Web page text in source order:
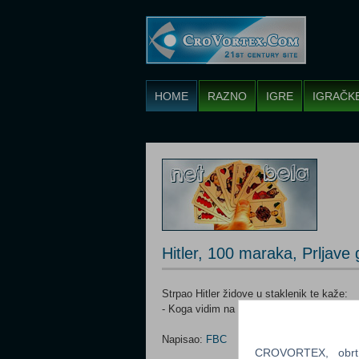
HOME RAZNO IGRE
Hitler, 100 maraka, Prljave
Strpao Hitler židove u staklenik te kaže:
- Koga vidim na prozoru, mrtav!
Napisao: FBC
CROVORTEX,